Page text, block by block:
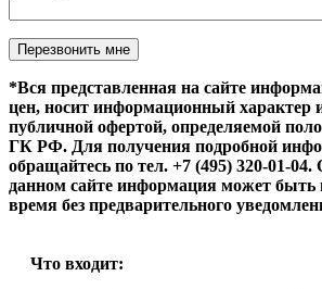
Оставьте это поле пустым.
*Вся представленная на сайте
цен, носит информационный характер
публичной офертой, определяемой
ГК РФ. Для получения подробной
обращайтесь по тел. +7 (495) 320-01-
данном сайте информация может быть
время без предварительного
Что входит: